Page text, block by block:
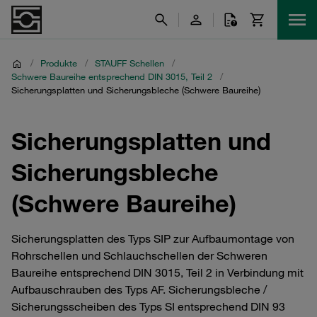
/ Produkte / STAUFF Schellen
/
Schwere Baureihe entsprechend DIN 3015, Teil 2
/
Sicherungsplatten und Sicherungsbleche (Schwere Baureihe)
Sicherungsplatten und
Sicherungsbleche
(Schwere Baureihe)
Sicherungsplatten des Typs SIP zur Aufbaumontage von
Rohrschellen und Schlauchschellen der Schweren
Baureihe entsprechend DIN 3015, Teil 2 in Verbindung mit
Aufbauschrauben des Typs AF. Sicherungsbleche /
Sicherungsscheiben des Typs SI entsprechend DIN 93